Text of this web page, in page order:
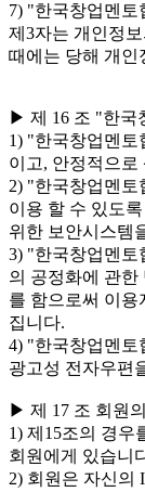
7) "한국창업멘토
제3자는 개인정
때에는 당해 개인
▶ 제 16 조 "한국
1) "한국창업멘토
이고, 안정적으로
2) "한국창업멘토
이용 할 수 있도
위한 보안시스템
3) "한국창업멘토
의 공정화에 관한
를 함으로써 이용
집니다.
4) "한국창업멘토
광고성 전자우편
▶ 제 17 조 회원
1) 제15조의 경우
회원에게 있습니
2) 회원은 자신의